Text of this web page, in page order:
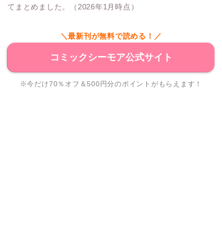
てまとめました。（2026年1月時点）
＼最新刊が無料で読める！／
コミックシーモア公式サイト
※今だけ70％オフ＆500円分のポイントがもらえます！